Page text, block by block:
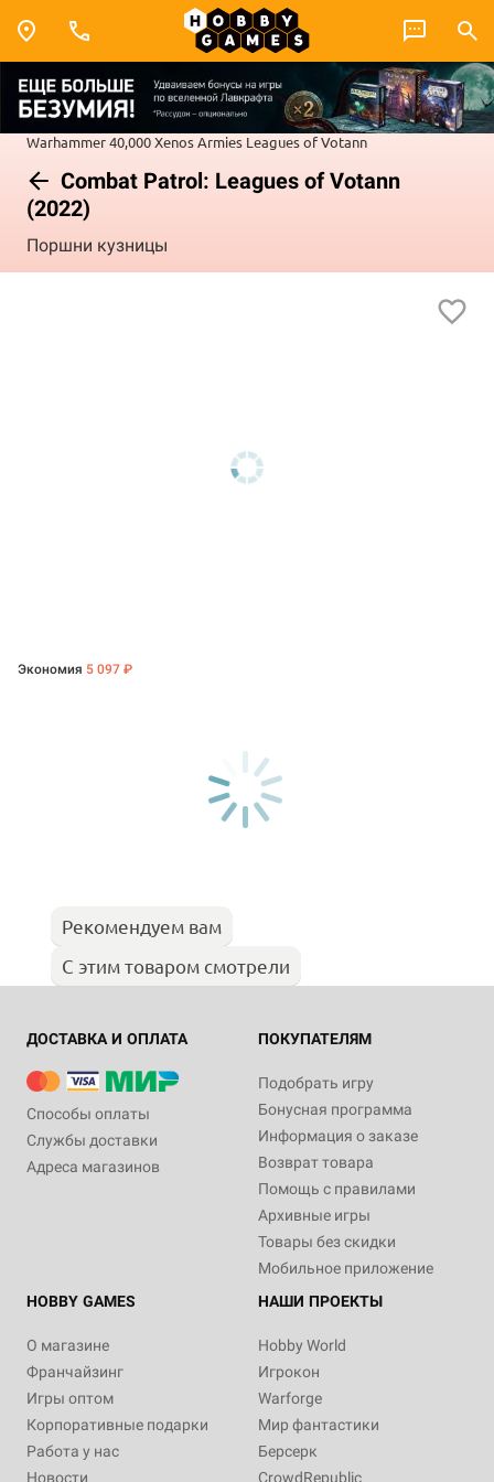
Warhammer 40,000Xenos Armies Leagues of Votann
Combat Patrol: Leagues of Votann
(2022)
Поршни кузницы
Экономия 5 097 ₽
Рекомендуем вам
С этим товаром смотрели
ДОСТАВКА И ОПЛАТА
Способы оплаты
Службы доставки
Адреса магазинов
ПОКУПАТЕЛЯМ
Подобрать игру
Бонусная программа
Информация о заказе
Возврат товара
Помощь с правилами
Архивные игры
Товары без скидки
Мобильное приложение
HOBBY GAMES
О магазине
Франчайзинг
Игры оптом
Корпоративные подарки
Работа у нас
Новости
НАШИ ПРОЕКТЫ
Hobby World
Игрокон
Warforge
Мир фантастики
Берсерк
CrowdRepublic